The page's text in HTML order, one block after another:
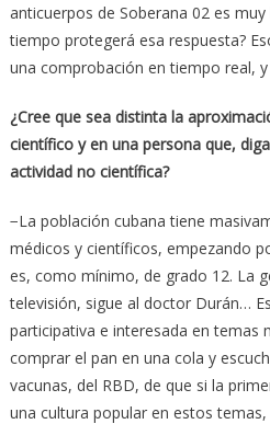
anticuerpos de Soberana 02 es
tiempo protegerá esa respuesta?
una comprobación en tiempo real,
¿Cree que sea distinta la
científico y en una persona que,
actividad no científica?
−La población cubana tiene
médicos y científicos, empezando
es, como mínimo, de grado 12. La
televisión, sigue al doctor Durán…
participativa e interesada en temas
comprar el pan en una cola y
vacunas, del RBD, de que si la
una cultura popular en estos